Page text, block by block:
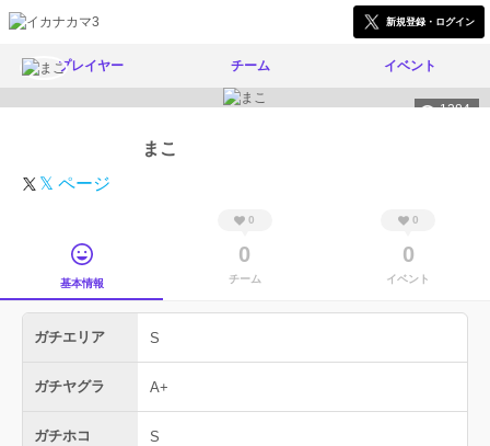
新規登録・ログイン
プレイヤー チーム イベント
1284
まこ
𝕏 ページ
基本情報
0
0
チーム
0
0
イベント
ガチエリア S
ガチヤグラ A+
ガチホコ S